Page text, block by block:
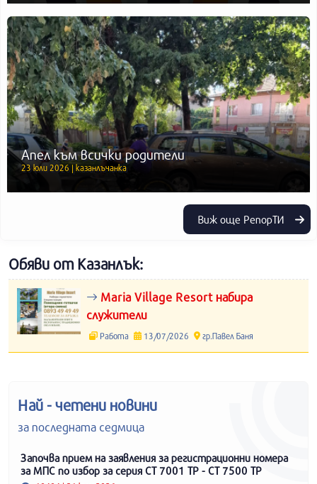
Апел към всички родители
23 юли 2026 | казанлъчанка
Виж още РепорТИ
Обяви от Казанлък:
Maria Village Resort набира
служители
Работа 13/07/2026 гр.Павел Баня
Най - четени новини
за последната седмица
Започва прием на заявления за регистрационни номера
за МПС по избор за серия СТ 7001 ТР - СТ 7500 ТР